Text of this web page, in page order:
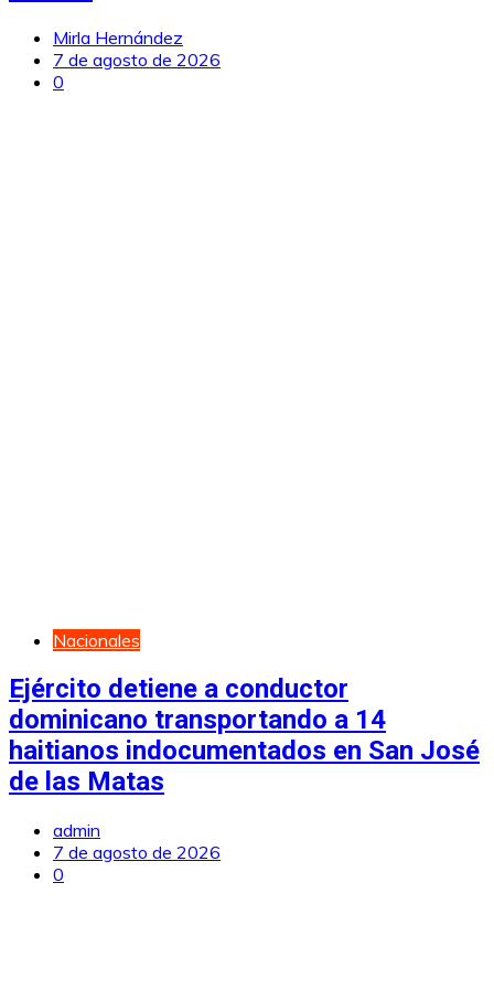
Mirla Hernández
7 de agosto de 2026
0
Nacionales
Ejército detiene a conductor
dominicano transportando a 14
haitianos indocumentados en San José
de las Matas
admin
7 de agosto de 2026
0